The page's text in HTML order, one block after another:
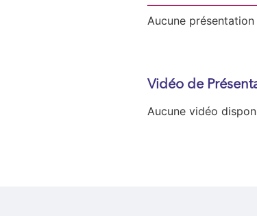
Aucune
Vidéo de
Aucune vidéo